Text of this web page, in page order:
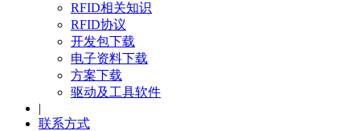
RFID相关知识
RFID协议
开发包下载
电子资料下载
方案下载
驱动及工具软件
|
联系方式